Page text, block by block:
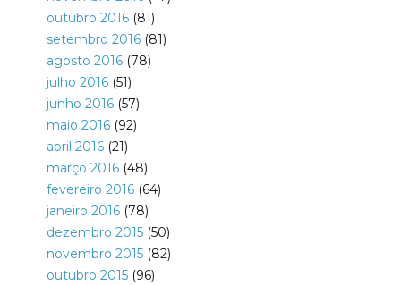
outubro 2016(81)
setembro 2016(81)
agosto 2016(78)
julho 2016(51)
junho 2016(57)
maio 2016(92)
abril 2016(21)
março 2016(48)
fevereiro 2016(64)
janeiro 2016(78)
dezembro 2015(50)
novembro 2015(82)
outubro 2015(96)